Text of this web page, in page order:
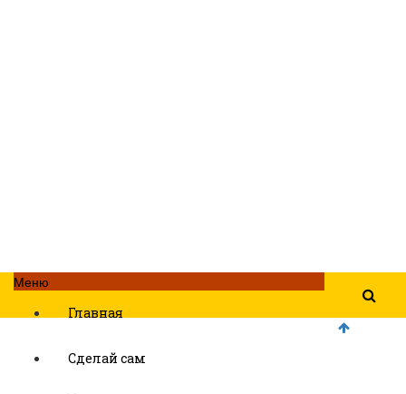
Меню
Главная
Сделай сам